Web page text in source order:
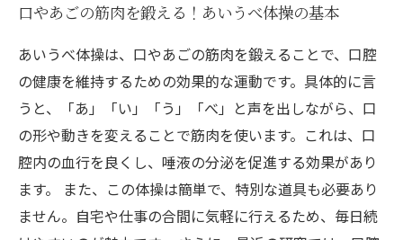
口やあごの筋肉を鍛える！あいうべ体操の基本
あいうべ体操は、口やあごの筋肉を鍛えることで、口腔
の健康を維持するための効果的な運動です。具体的に言
うと、「あ」「い」「う」「べ」と声を出しながら、口
の形や動きを変えることで筋肉を使います。これは、口
腔内の血行を良くし、唾液の分泌を促進する効果があり
ます。 また、この体操は簡単で、特別な道具も必要あり
ません。自宅や仕事の合間に気軽に行えるため、毎日続